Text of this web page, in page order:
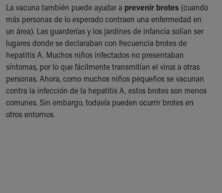
Cincinnati Children's
Your Visit
MyChart Telehealth Visits
Directions
Doggie Brigade
During Your Visit
Financial Services
Rest Accommodations
Visiting
Gift Shop
La vacuna también puede ayudar a prevenir brotes (cuando
más personas de lo esperado contraen una enfermedad en
un área). Las guarderías y los jardines de infancia solían ser
lugares donde se declaraban con frecuencia brotes de
hepatitis A. Muchos niños infectados no presentaban
síntomas, por lo que fácilmente transmitían el virus a otras
personas. Ahora, como muchos niños pequeños se vacunan
contra la infección de la hepatitis A, estos brotes son menos
comunes. Sin embargo, todavía pueden ocurrir brotes en
otros entornos.